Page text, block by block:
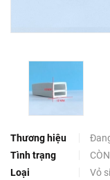
Thương hiệu
Tình trạng
Loại
Vỏ